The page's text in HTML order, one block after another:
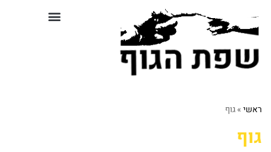
ראשי»גוף
גוף